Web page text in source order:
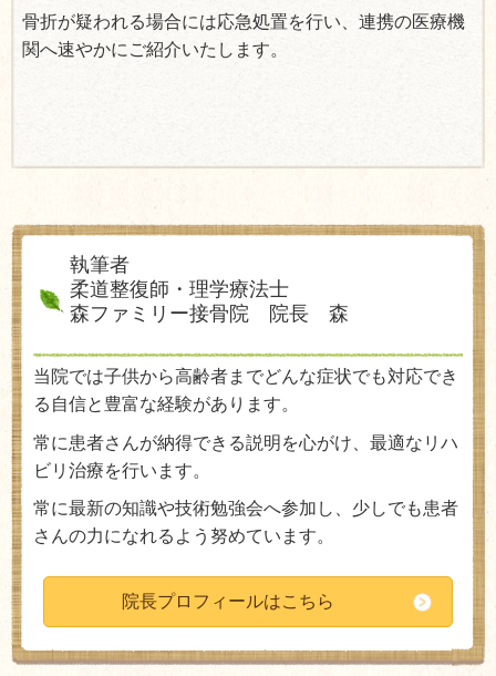
骨折が疑われる場合には応急処置を行い、 連携の医療機
関へ速やかにご紹介いたします。
執筆者
柔道整復師・理学療法士
森ファミリー接骨院 院長 森
当院では子供から高齢者までどんな症状でも対応でき
る自信と豊富な経験があります。
常に患者さんが納得できる説明を心がけ、最適なリハ
ビリ治療を行います。
常に最新の知識や技術勉強会へ参加し、少しでも患者
さんの力になれるよう努めています。
院長プロフィールはこちら